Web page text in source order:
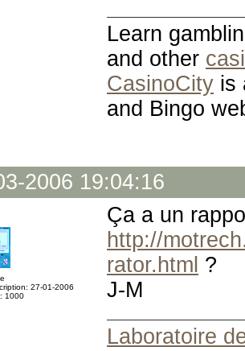
Learn
and other
CasinoCity is
and Bingo
2006 19:04:16
27-01-2006
1000
Ça a un
http://
rator.html ?
J-M
Laboratoire